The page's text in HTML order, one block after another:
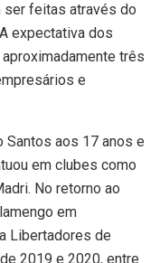
feitas através do
A expectativa dos
três
e
Santos aos 17 anos e
em clubes como
No retorno ao
em
Libertadores de
2019 e 2020, entre